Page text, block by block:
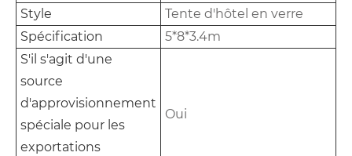
Style
Tente d'hôtel en verre
Spécification
5*8*3.4m
S'il s'agit d'une
source
d'approvisionnement
spéciale pour les
exportations
Oui